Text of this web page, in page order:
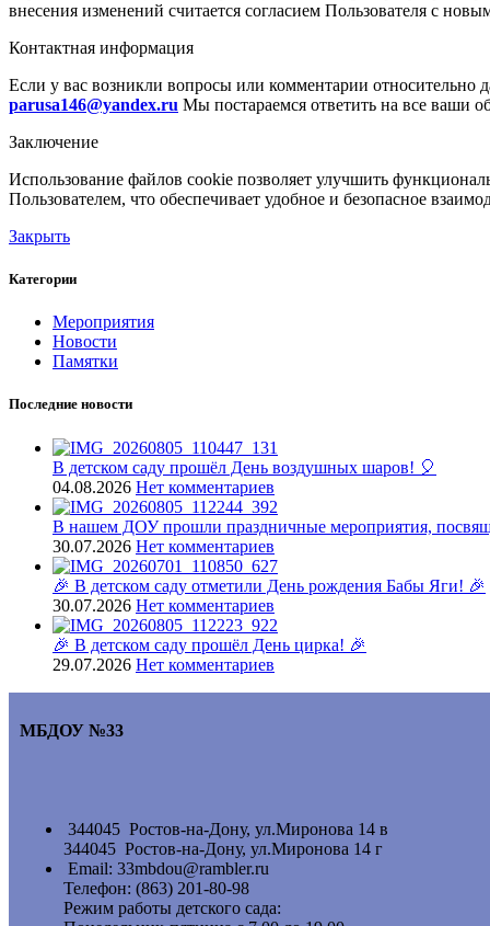
внесения изменений считается согласием Пользователя с
Контактная информация
Если у вас возникли вопросы или комментарии относительно
parusa146@yandex.ru Мы постараемся ответить на все ваши
Заключение
Использование файлов cookie позволяет улучшить
Пользователем, что обеспечивает удобное и безопасное
Закрыть
Категории
Мероприятия
Новости
Памятки
Последние новости
В детском саду прошёл День воздушных шаров! 🎈
04.08.2026 Нет комментариев
В нашем ДОУ прошли праздничные мероприятия,
30.07.2026 Нет комментариев
🎉 В детском саду отметили День рождения Бабы Яги! 🎉
30.07.2026 Нет комментариев
🎉 В детском саду прошёл День цирка! 🎉
29.07.2026 Нет комментариев
МБДОУ №33
344045 Ростов-на-Дону, ул.Миронова 14 в
344045 Ростов-на-Дону, ул.Миронова 14 г
Email: 33mbdou@rambler.ru
Телефон: (863) 201-80-98
Режим работы детского сада: